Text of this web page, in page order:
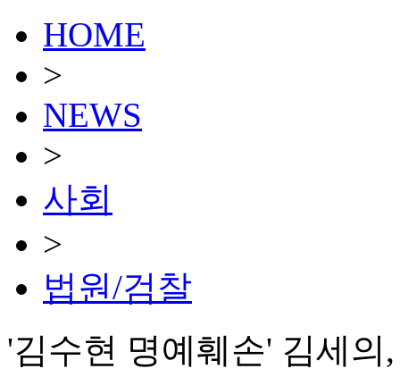
HOME
>
NEWS
>
사회
>
법원/검찰
'김수현 명예훼손' 김세